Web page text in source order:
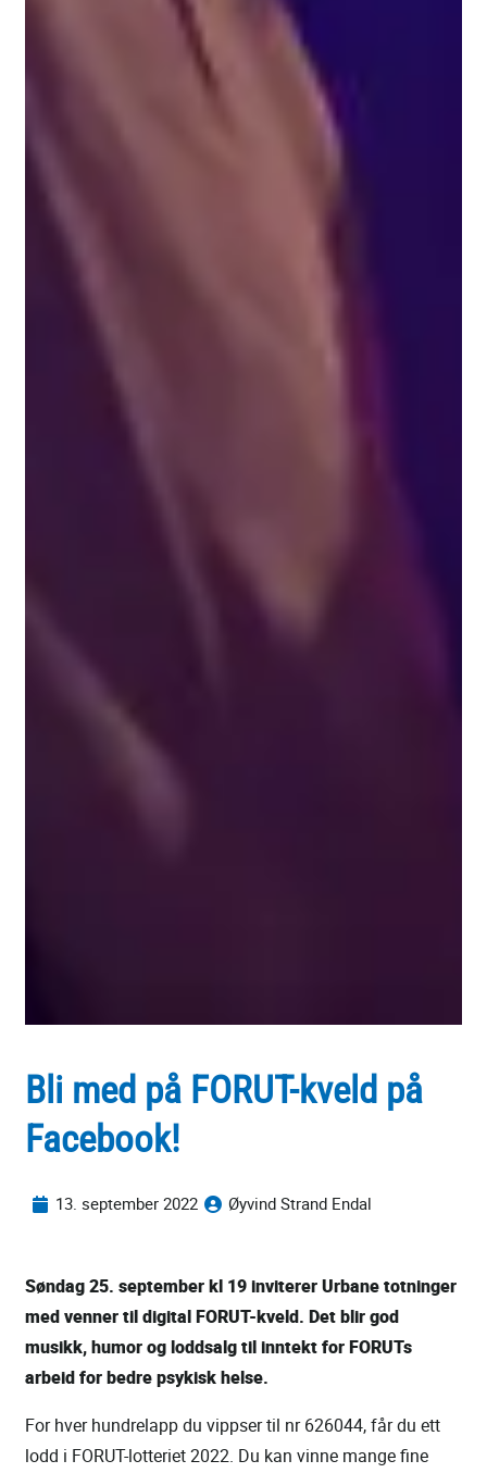
Bli med på FORUT-kveld på
Facebook!
13. september 2022 Øyvind Strand Endal
Søndag 25. september kl 19 inviterer Urbane totninger
med venner til digital FORUT-kveld. Det blir god
musikk, humor og loddsalg til inntekt for FORUTs
arbeid for bedre psykisk helse.
For hver hundrelapp du vippser til nr 626044, får du ett
lodd i FORUT-lotteriet 2022. Du kan vinne mange fine